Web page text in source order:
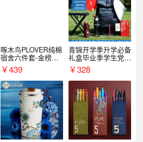
啄木鸟PLOVER纯棉
宿舍六件套-金榜题
名
￥439
青锦开学季升学必备
礼盒毕业季学生党户
外出行备考装备礼品
￥328